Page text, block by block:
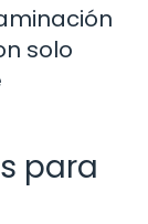
solo
para